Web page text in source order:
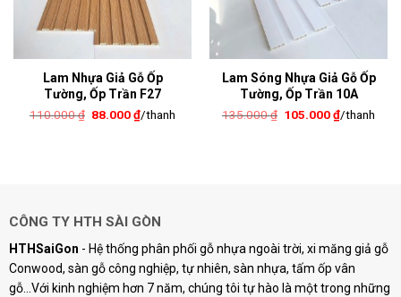
Lam Nhựa Giả Gỗ Ốp
Tường, Ốp Trần F27
110.000₫ Giá
88.000₫Giá
hiện
/thanh
Lam Sóng Nhựa Giả Gỗ Ốp
Tường, Ốp Trần 10A
135.000₫ Giá
105.000₫Giá
hiện
/thanh
CÔNG TY HTH SÀI GÒN
HTHSaiGon - Hệ thống phân phối gỗ nhựa ngoài trời, xi măng giả gỗ
Conwood, sàn gỗ công nghiệp, tự nhiên, sàn nhựa, tấm ốp vân
gỗ...Với kinh nghiệm hơn 7 năm, chúng tôi tự hào là một trong những